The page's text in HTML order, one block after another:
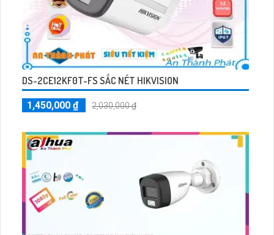
DS-2CE12KF0T-FS SẮC NÉT HIKVISION
1,450,000 ₫ 2,030,000 ₫